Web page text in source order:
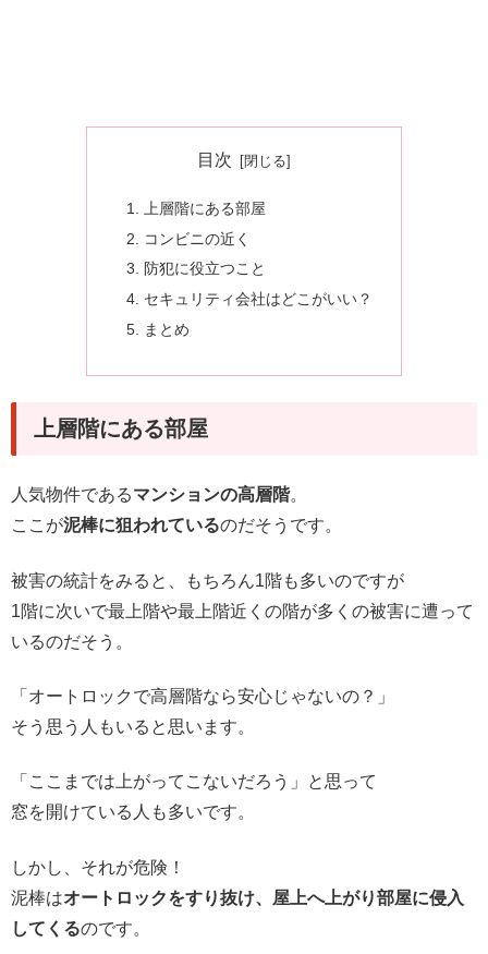
目次
上層階にある部屋
コンビニの近く
防犯に役立つこと
セキュリティ会社はどこがいい？
まとめ
上層階にある部屋
人気物件であるマンションの高層階。
ここが泥棒に狙われているのだそうです。
被害の統計をみると、もちろん1階も多いのですが
1階に次いで最上階や最上階近くの階が多くの被害に遭って
いるのだそう。
「オートロックで高層階なら安心じゃないの？」
そう思う人もいると思います。
「ここまでは上がってこないだろう」と思って
窓を開けている人も多いです。
しかし、それが危険！
泥棒はオートロックをすり抜け、屋上へ上がり部屋に侵入
してくるのです。